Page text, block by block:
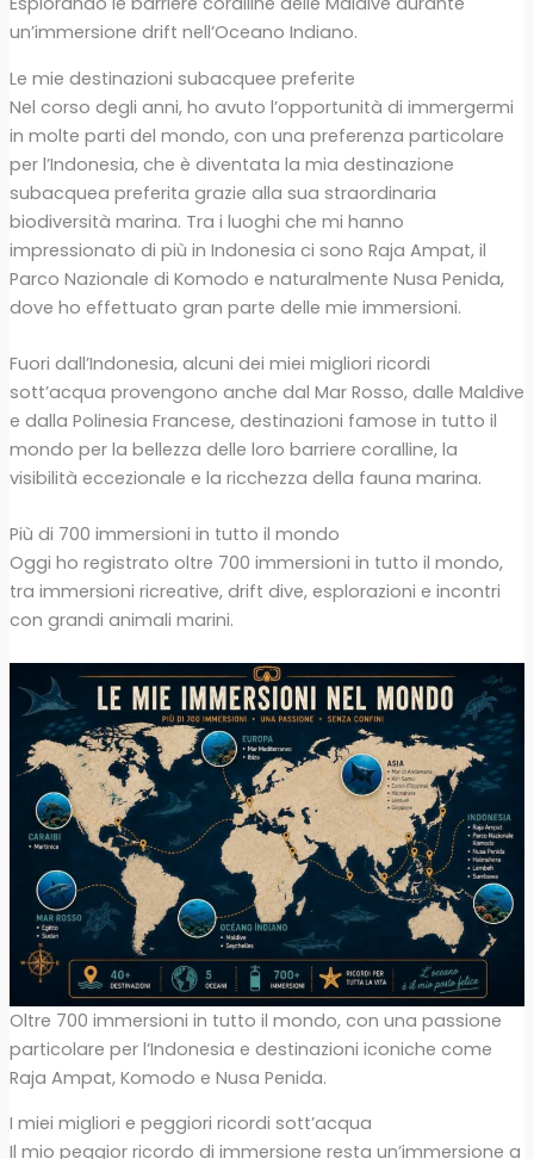
un’immersione drift nell’Oceano Indiano.
Le mie destinazioni subacquee preferite
Nel corso degli anni, ho avuto l’opportunità di immergermi
in molte parti del mondo, con una preferenza particolare
per l’Indonesia, che è diventata la mia destinazione
subacquea preferita grazie alla sua straordinaria
biodiversità marina. Tra i luoghi che mi hanno
impressionato di più in Indonesia ci sono Raja Ampat, il
Parco Nazionale di Komodo e naturalmente Nusa Penida,
dove ho effettuato gran parte delle mie immersioni.
Fuori dall’Indonesia, alcuni dei miei migliori ricordi
sott’acqua provengono anche dal Mar Rosso, dalle Maldive
e dalla Polinesia Francese, destinazioni famose in tutto il
mondo per la bellezza delle loro barriere coralline, la
visibilità eccezionale e la ricchezza della fauna marina.
Più di 700 immersioni in tutto il mondo
Oggi ho registrato oltre 700 immersioni in tutto il mondo,
tra immersioni ricreative, drift dive, esplorazioni e incontri
con grandi animali marini.
Oltre 700 immersioni in tutto il mondo, con una passione
particolare per l’Indonesia e destinazioni iconiche come
Raja Ampat, Komodo e Nusa Penida.
I miei migliori e peggiori ricordi sott’acqua
Il mio peggior ricordo di immersione resta un’immersione a